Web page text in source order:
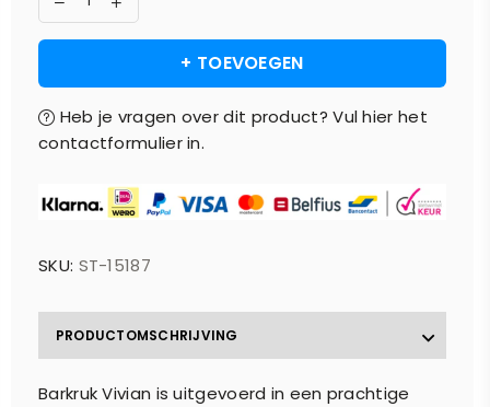
+ TOEVOEGEN
Heb je vragen over dit product? Vul hier het
contactformulier in.
SKU: ST-15187
PRODUCTOMSCHRIJVING
Barkruk Vivian is uitgevoerd in een prachtige